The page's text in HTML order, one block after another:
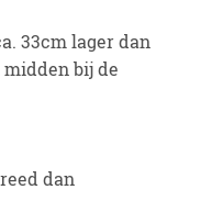
33cm lager dan
midden bij de
dan